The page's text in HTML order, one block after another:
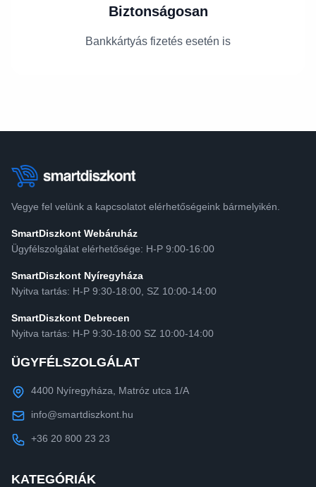
Biztonságosan
Bankkártyás fizetés esetén is
Vegye fel velünk a kapcsolatot elérhetőségeink bármelyikén.
SmartDiszkont Webáruház
Ügyfélszolgálat elérhetősége: H-P 9:00-16:00
SmartDiszkont Nyíregyháza
Nyitva tartás: H-P 9:30-18:00, SZ 10:00-14:00
SmartDiszkont Debrecen
Nyitva tartás: H-P 9:30-18:00 SZ 10:00-14:00
ÜGYFÉLSZOLGÁLAT
4400 Nyíregyháza, Matróz utca 1/A
info@smartdiszkont.hu
+36 20 800 23 23
KATEGÓRIÁK